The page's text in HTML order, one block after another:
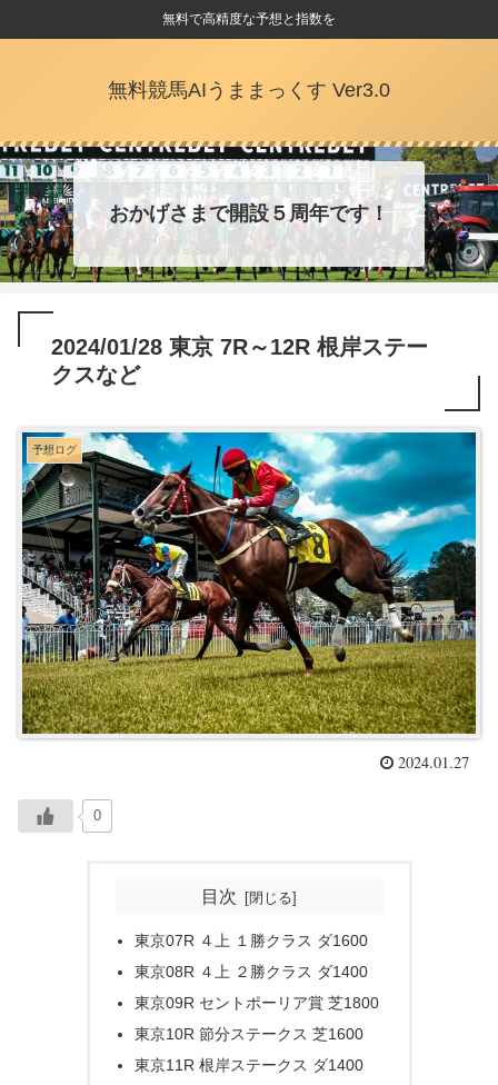
無料で高精度な予想と指数を
無料競馬AIうままっくす Ver3.0
おかげさまで開設５周年です！
2024/01/28 東京 7R～12R 根岸ステー
クスなど
予想ログ
2024.01.27
0
目次
東京07R ４上 １勝クラス ダ1600
東京08R ４上 ２勝クラス ダ1400
東京09R セントポーリア賞 芝1800
東京10R 節分ステークス 芝1600
東京11R 根岸ステークス ダ1400